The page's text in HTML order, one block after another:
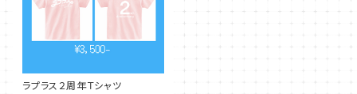
ラプラス２周年Ｔシャツ